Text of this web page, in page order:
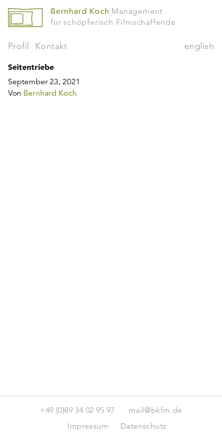
Bernhard Koch Management
für schöpferisch Filmschaffende
Profil Kontakt english
Seitentriebe
September 23, 2021
Von Bernhard Koch
+49 (0)89 34 02 95 97
mail@bkfm.de
Impressum
Datenschutz